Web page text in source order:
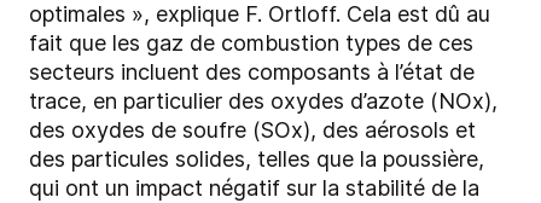
optimales », explique F. Ortloff. Cela est dû au
fait que les gaz de combustion types de ces
secteurs incluent des composants à l’état de
trace, en particulier des oxydes d’azote (NOx),
des oxydes de soufre (SOx), des aérosols et
des particules solides, telles que la poussière,
qui ont un impact négatif sur la stabilité de la